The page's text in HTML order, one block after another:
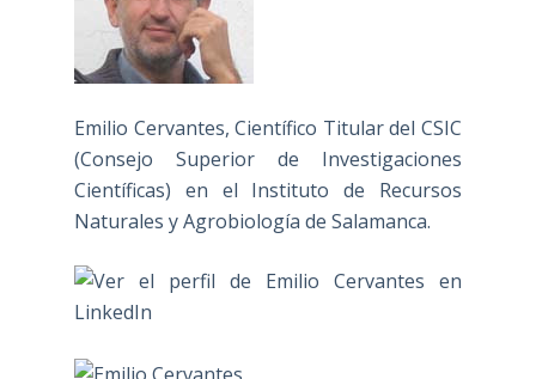
Emilio Cervantes, Científico Titular del CSIC
(Consejo Superior de Investigaciones
Científicas) en el Instituto de Recursos
Naturales y Agrobiología de Salamanca.